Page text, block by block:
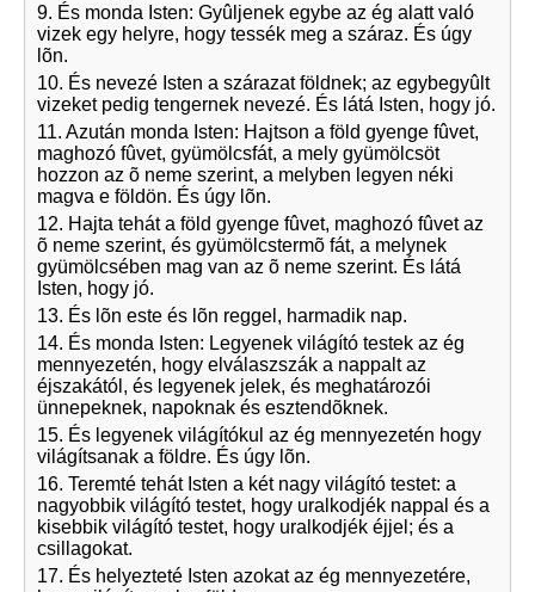
9. És monda Isten: Gyûljenek egybe az ég alatt való
vizek egy helyre, hogy tessék meg a száraz. És úgy
lõn.
10. És nevezé Isten a szárazat földnek; az egybegyûlt
vizeket pedig tengernek nevezé. És látá Isten, hogy jó.
11. Azután monda Isten: Hajtson a föld gyenge fûvet,
maghozó fûvet, gyümölcsfát, a mely gyümölcsöt
hozzon az õ neme szerint, a melyben legyen néki
magva e földön. És úgy lõn.
12. Hajta tehát a föld gyenge fûvet, maghozó fûvet az
õ neme szerint, és gyümölcstermõ fát, a melynek
gyümölcsében mag van az õ neme szerint. És látá
Isten, hogy jó.
13. És lõn este és lõn reggel, harmadik nap.
14. És monda Isten: Legyenek világító testek az ég
mennyezetén, hogy elválaszszák a nappalt az
éjszakától, és legyenek jelek, és meghatározói
ünnepeknek, napoknak és esztendõknek.
15. És legyenek világítókul az ég mennyezetén hogy
világítsanak a földre. És úgy lõn.
16. Teremté tehát Isten a két nagy világító testet: a
nagyobbik világító testet, hogy uralkodjék nappal és a
kisebbik világító testet, hogy uralkodjék éjjel; és a
csillagokat.
17. És helyezteté Isten azokat az ég mennyezetére,